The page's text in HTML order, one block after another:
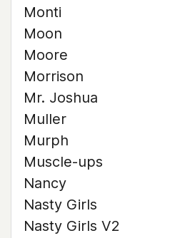
Monti
Moon
Moore
Morrison
Mr. Joshua
Muller
Murph
Muscle-ups
Nancy
Nasty Girls
Nasty Girls V2